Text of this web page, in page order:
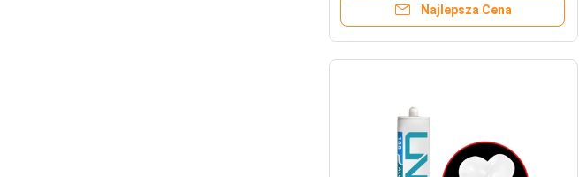
Najlepsza Cena